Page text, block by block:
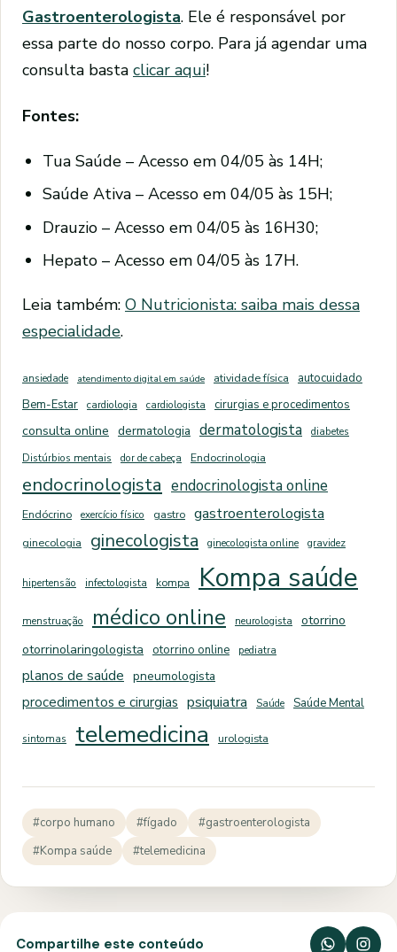
Gastroenterologista. Ele é responsável por
essa parte do nosso corpo. Para já agendar uma
consulta basta clicar aqui!
Fontes:
Tua Saúde – Acesso em 04/05 às 14H;
Saúde Ativa – Acesso em 04/05 às 15H;
Drauzio – Acesso em 04/05 às 16H30;
Hepato – Acesso em 04/05 às 17H.
Leia também: O Nutricionista: saiba mais dessa
especialidade.
ansiedade atendimento digital em saúde atividade física
autocuidado
Bem-Estar
cardiologia cardiologista cirurgias e procedimentos
consulta online dermatologia dermatologista
diabetes
Distúrbios mentais
dor de cabeça Endocrinologia
endocrinologista endocrinologista online
Endócrino exercício físico gastro gastroenterologista
ginecologia ginecologista ginecologista online gravidez
hipertensão infectologista kompa Kompa saúde
menstruação médico online neurologista
otorrino
otorrinolaringologista
otorrino online pediatra
planos de saúde pneumologista
procedimentos e cirurgias psiquiatra Saúde Saúde Mental
sintomas telemedicina urologista
#corpo humano #fígado
#gastroenterologista
#Kompa saúde
#telemedicina
Compartilhe este conteúdo